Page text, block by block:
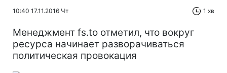
10:40 17.11.2016 Чт 1 хв
Менеджмент fs.to отметил, что вокруг
ресурса начинает разворачиваться
политическая провокация